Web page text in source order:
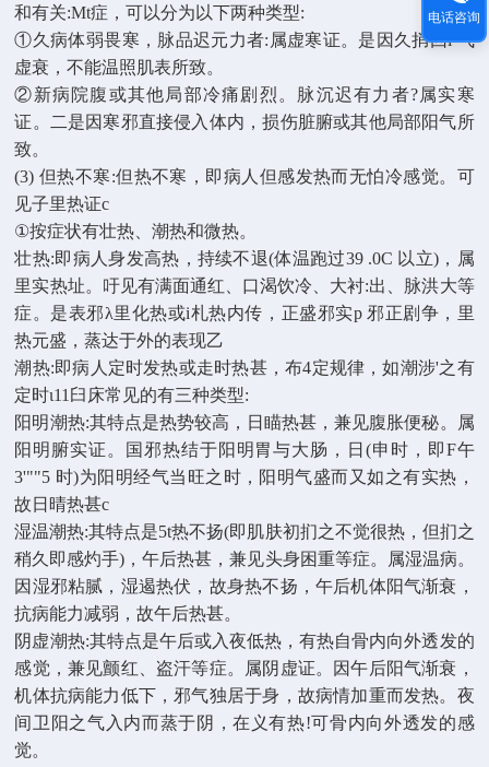
和有关:Mt症，可以分为以下两种类型:
①久病体弱畏寒，脉品迟元力者:属虚寒证。是因久捎回i 气
虚衰，不能温照肌表所致。
②新病院腹或其他局部冷痛剧烈。脉沉迟有力者?属实寒
证。二是因寒邪直接侵入体内，损伤脏腑或其他局部阳气所
致。
(3) 但热不寒:但热不寒，即病人但感发热而无怕冷感觉。可
见子里热证c
①按症状有壮热、潮热和微热。
壮热:即病人身发高热，持续不退(体温跑过39 .0C 以立)，属
里实热址。吁见有满面通红、口渴饮冷、大衬:出、脉洪大等
症。是表邪λ里化热或i札热内传，正盛邪实p 邪正剧争，里
热元盛，蒸达于外的表现乙
潮热:即病人定时发热或走时热甚，布4定规律，如潮涉'之有
定时ι11臼床常见的有三种类型:
阳明潮热:其特点是热势较高，日瞄热甚，兼见腹胀便秘。属
阳明腑实证。国邪热结于阳明胃与大肠，日(申时，即F午
3'""5 时)为阳明经气当旺之时，阳明气盛而又如之有实热，
故日晴热甚c
湿温潮热:其特点是5t热不扬(即肌肤初扪之不觉很热，但扪之
稍久即感灼手)，午后热甚，兼见头身困重等症。属湿温病。
因湿邪粘腻，湿遏热伏，故身热不扬，午后机体阳气渐衰，
抗病能力减弱，故午后热甚。
阴虚潮热:其特点是午后或入夜低热，有热自骨内向外透发的
感觉，兼见颤红、盗汗等症。属阴虚证。因午后阳气渐衰，
机体抗病能力低下，邪气独居于身，故病情加重而发热。夜
间卫阳之气入内而蒸于阴，在义有热!可骨内向外透发的感
觉。
电话咨询